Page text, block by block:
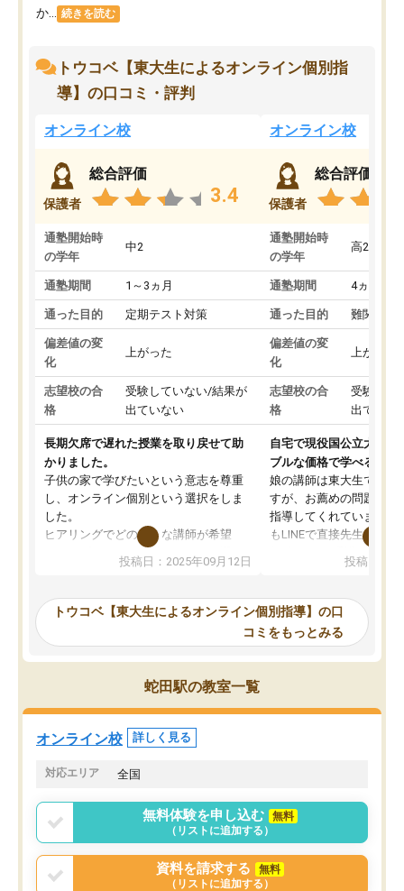
か...
続きを読む
トウコベ【東大生によるオンライン個別指
導】の口コミ・評判
オンライン校
保護者
総合評価
3.4
通塾開始時
の学年
中2
通塾期間 1～3ヵ月
通った目的 定期テスト対策
偏差値の変
化
上がった
志望校の合
格
受験していない/結果が
出ていない
長期欠席で遅れた授業を取り戻せて助
かりました。
子供の家で学びたいという意志を尊重
し、オンライン個別という選択をしま
した。
ヒアリングでどのような講師が希望
か、オプションは付帯するかなど選ぶ
事が出来ました。
ーティングを行い、その講師で良いか
見てから講師を決定する事ができま
す。
うちの子は、初回面談の講師の方で決
オンラインツールを使用した単語帳の
共有があり宿題もそちらで出される形
でした。
言う事で講師変更の申し出があり、あ
まりに短期での変更だった為、塾に通
う事にして退会しました。遅れも取り
戻せ、授業内容や講師の方は良かった
と思います。
投稿日：2025年09月12日
オンライン校
保護者
総合評価
通塾開始時
の学年
高2
通塾期間 4ヵ月～1
通った目的 難関私立
偏差値の変
化
上がった
志望校の合
格
受験して
出ていな
自宅で現役国公立大学生
ブルな価格で学べる
娘の講師は東大生では無
すが、お薦めの問題集や
指導してくれています。
もLINEで直接先生に質問
めれるので、個人に合
いなのがあり(有料)、受
ことをどんなスケジュー
くか相談したのですが、
ち期待したものではなく
くなってきたようなので
投稿日：
トウコベ【東大生によるオンライン個別指導】の口
コミをもっとみる
蛇田駅の教室一覧
オンライン校 詳しく見る
対応エリア 全国
無料体験を申し込む
無料
（リストに追加する）
資料を請求する
無料
（リストに追加する）